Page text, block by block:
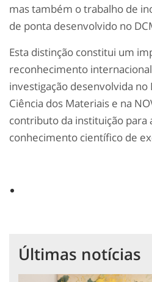
mas também o trabalho de
de ponta desenvolvido no
Esta distinção constitui um
reconhecimento
investigação desenvolvida
Ciência dos Materiais e na
contributo da instituição para
conhecimento científico de
Últimas notícias